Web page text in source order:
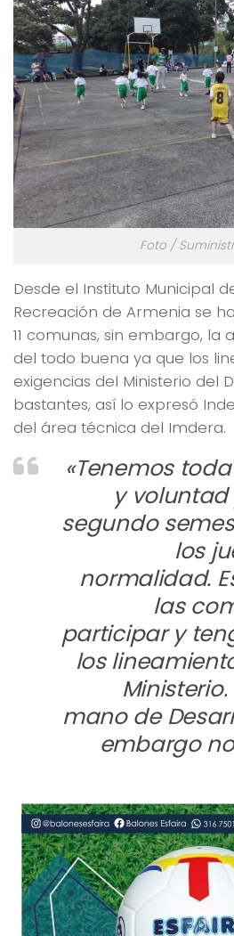
Foto /
Desde el Instituto Municipal
Recreación de Armenia se
11 comunas, sin embargo, la
del todo buena ya que los
exigencias del Ministerio del
bastantes, así lo expresó
del área técnica del Imdera.
«Tenemos
y
segundo
los
normalidad.
las
participar y
los
mano de
embargo